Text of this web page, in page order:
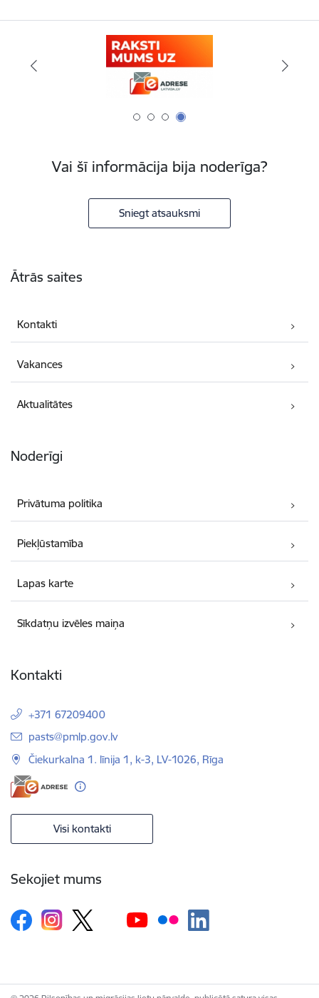
Vai šī informācija bija noderīga?
Sniegt atsauksmi
Ātrās saites
Kontakti
Vakances
Aktualitātes
Noderīgi
Privātuma politika
Piekļūstamība
Lapas karte
Sīkdatņu izvēles maiņa
Kontakti
+371 67209400
E-pasts:
pasts@pmlp.gov.lv
Čiekurkalna 1. līnija 1, k-3, LV-1026, Rīga
Visi kontakti
Sekojiet mums